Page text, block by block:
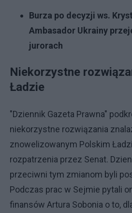
Burza po decyzji ws.
Ambasador Ukrainy
jurorach
Niekorzystne
Ładzie
"Dziennik Gazeta Prawna"
niekorzystne rozwiązania
znowelizowanym Polskim
rozpatrzenia przez Senat.
przeciwni tym zmianom byli
Podczas prac w Sejmie pytali
finansów Artura Sobonia o to,